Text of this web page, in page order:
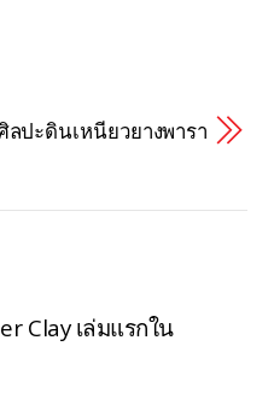
ลปะดินเหนียวยางพารา
Clay เล่มแรกใน